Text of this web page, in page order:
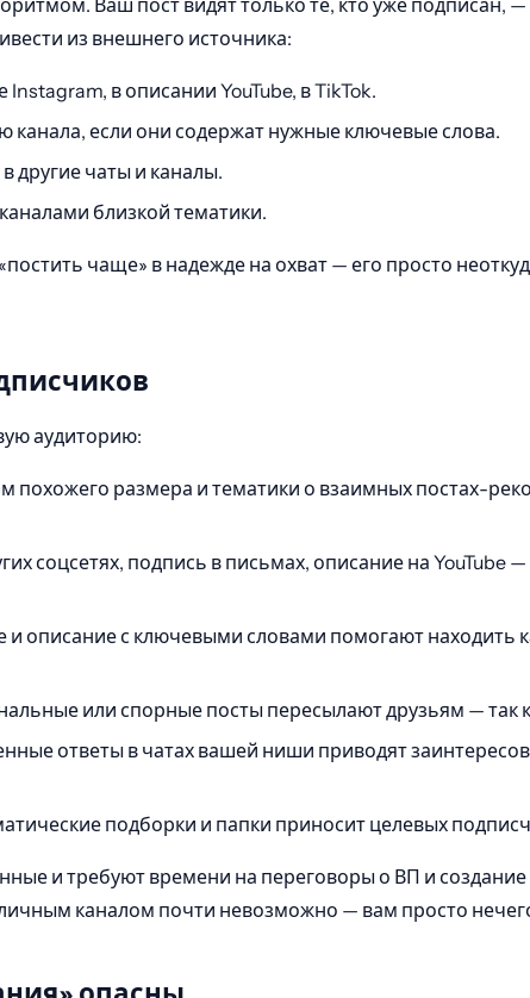
Ваш пост видят только те, кто уже
из внешнего источника:
в описании YouTube, в TikTok.
если они содержат нужные ключевые слова.
другие чаты и каналы.
близкой тематики.
чаще» в надежде на охват — его просто
аудиторию:
похожего размера и тематики о взаимных постах-
соцсетях, подпись в письмах, описание на YouTube
и описание с ключевыми словами помогают находить
или спорные посты пересылают друзьям — так
ответы в чатах вашей ниши приводят
подборки и папки приносит целевых
и требуют времени на переговоры о ВП и создание
каналом почти невозможно — вам просто